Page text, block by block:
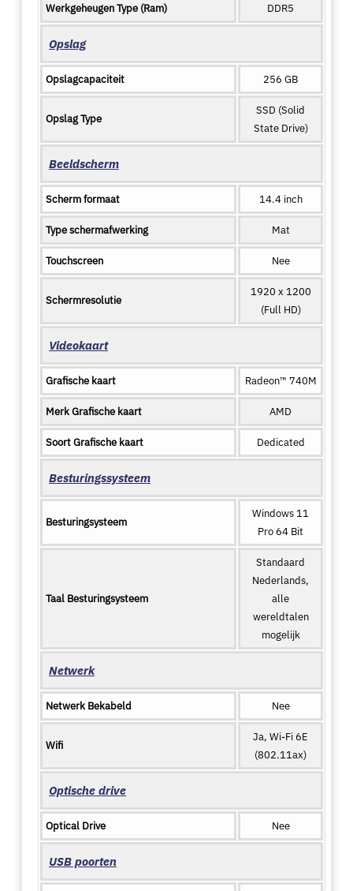
Werkgeheugen Type (Ram) DDR5
Opslag
Opslagcapaciteit 256 GB
Opslag Type
SSD (Solid
State Drive)
Beeldscherm
Scherm formaat 14.4 inch
Type schermafwerking Mat
Touchscreen Nee
Schermresolutie
1920 x 1200
(Full HD)
Videokaart
Grafische kaart Radeon™ 740M
Merk Grafische kaart AMD
Soort Grafische kaart Dedicated
Besturingssysteem
Besturingsysteem
Windows 11
Pro 64 Bit
Taal Besturingsysteem
Standaard
Nederlands,
alle
wereldtalen
mogelijk
Netwerk
Netwerk Bekabeld Nee
Wifi
Ja, Wi-Fi 6E
(802.11ax)
Optische drive
Optical Drive Nee
USB poorten